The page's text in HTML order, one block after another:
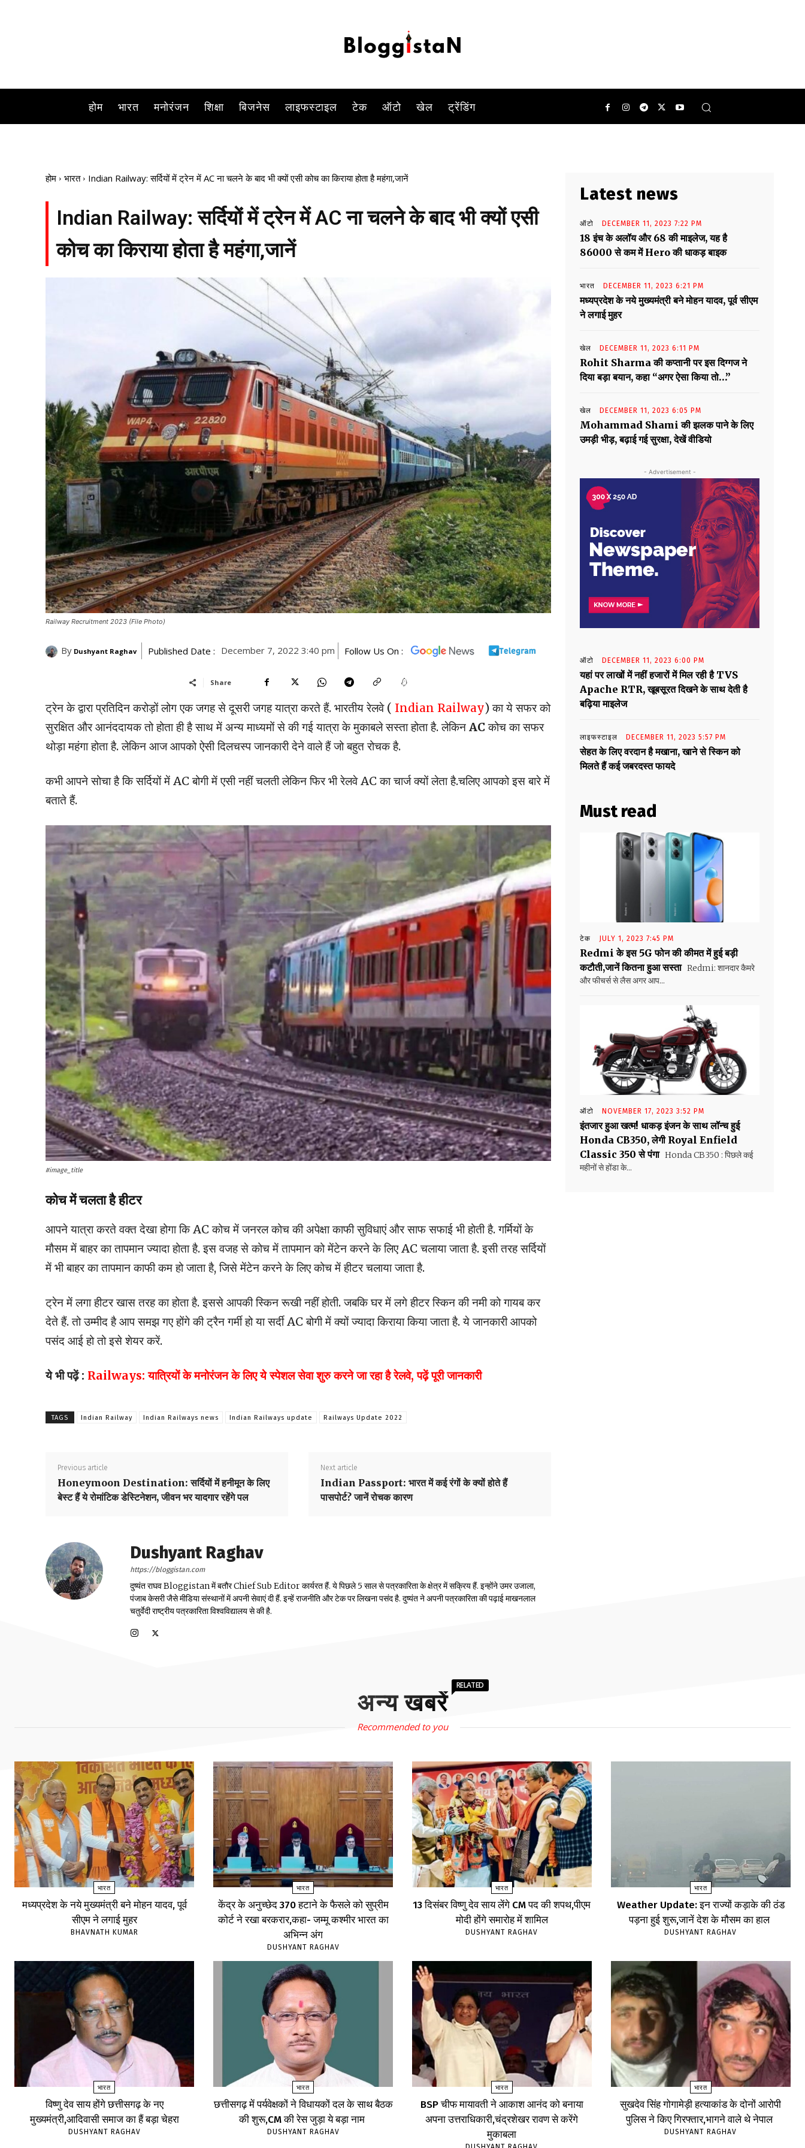
होम भारत मनोरंजन शिक्षा बिजनेस लाइफस्टाइल टेक ऑटो खेल ट्रेंडिंग
होम भारत Indian Railway: सर्दियों में ट्रेन में AC ना चलने के बाद भी क्यों एसी कोच का किराया होता है महंगा,जानें
Indian Railway: सर्दियों में ट्रेन में AC ना चलने के बाद भी क्यों एसी
कोच का किराया होता है महंगा,जानें
Railway Recruitment 2023 (File Photo)
By Dushyant Raghav Published Date : December 7, 2022 3:40 pm Follow Us On :
Share
ट्रेन के द्वारा प्रतिदिन करोड़ों लोग एक जगह से दूसरी जगह यात्रा करते हैं. भारतीय रेलवे ( Indian Railway) का ये सफर को
सुरक्षित और आनंददायक तो होता ही है साथ में अन्य माध्यमों से की गई यात्रा के मुकाबले सस्ता होता है. लेकिन ACकोच का सफर
थोड़ा महंगा होता है. लेकिन आज आपको ऐसी दिलचस्प जानकारी देने वाले हैं जो बहुत रोचक है.
कभी आपने सोचा है कि सर्दियों में AC बोगी में एसी नहीं चलती लेकिन फिर भी रेलवे AC का चार्ज क्यों लेता है.चलिए आपको इस बारे में
बताते हैं.
#image_title
कोच में चलता है हीटर
आपने यात्रा करते वक्त देखा होगा कि AC कोच में जनरल कोच की अपेक्षा काफी सुविधाएं और साफ सफाई भी होती है. गर्मियों के
मौसम में बाहर का तापमान ज्यादा होता है. इस वजह से कोच में तापमान को मेंटेन करने के लिए AC चलाया जाता है. इसी तरह सर्दियों
में भी बाहर का तापमान काफी कम हो जाता है, जिसे मेंटेन करने के लिए कोच में हीटर चलाया जाता है.
ट्रेन में लगा हीटर खास तरह का होता है. इससे आपकी स्किन रूखी नहीं होती. जबकि घर में लगे हीटर स्किन की नमी को गायब कर
देते हैं. तो उम्मीद है आप समझ गए होंगे की ट्रैन गर्मी हो या सर्दी AC बोगी में क्यों ज्यादा किराया किया जाता है. ये जानकारी आपको
पसंद आई हो तो इसे शेयर करें.
ये भी पढ़ें : Railways: यात्रियों के मनोरंजन के लिए ये स्पेशल सेवा शुरु करने जा रहा है रेलवे, पढ़ें पूरी जानकारी
TAGS Indian Railway Indian Railways news Indian Railways update Railways Update 2022
Previous article
Honeymoon Destination: सर्दियों में हनीमून के लिए
बेस्ट हैं ये रोमांटिक डेस्टिनेशन, जीवन भर यादगार रहेंगे पल
Next article
Indian Passport: भारत में कई रंगों के क्यों होते हैं
पासपोर्ट? जानें रोचक कारण
Dushyant Raghav
https://bloggistan.com
दुष्यंत राघव Bloggistan में बतौर Chief Sub Editor कार्यरत हैं. ये पिछले 5 साल से पत्रकारिता के क्षेत्र में सक्रिय हैं. इन्होंने उमर उजाला,
पंजाब केसरी जैसे मीडिया संस्थानों में अपनी सेवाएं दी हैं. इन्हें राजनीति और टेक पर लिखना पसंद है. दुष्यंत ने अपनी पत्रकारिता की पढ़ाई माखनलाल
चतुर्वेदी राष्ट्रीय पत्रकारिता विश्वविद्यालय से की है.
Latest news
ऑटो DECEMBER 11, 2023 7:22 PM
18 इंच के अलॉय और 68 की माइलेज, यह है
86000 से कम में Hero की धाकड़ बाइक
भारत DECEMBER 11, 2023 6:21 PM
मध्यप्रदेश के नये मुख्यमंत्री बने मोहन यादव, पूर्व सीएम
ने लगाई मुहर
खेल DECEMBER 11, 2023 6:11 PM
Rohit Sharma की कप्तानी पर इस दिग्गज ने
दिया बड़ा बयान, कहा “अगर ऐसा किया तो…”
खेल DECEMBER 11, 2023 6:05 PM
Mohammad Shami की झलक पाने के लिए
उमड़ी भीड़, बढ़ाई गई सुरक्षा, देखें वीडियो
- Advertisement -
ऑटो DECEMBER 11, 2023 6:00 PM
यहां पर लाखों में नहीं हजारों में मिल रही है TVS
Apache RTR, खूबसूरत दिखने के साथ देती है
बढ़िया माइलेज
लाइफस्टाइल DECEMBER 11, 2023 5:57 PM
सेहत के लिए वरदान है मखाना, खाने से स्किन को
मिलते हैं कई जबरदस्त फायदे
Must read
टेक JULY 1, 2023 7:45 PM
Redmi के इस 5G फोन की कीमत में हुई बड़ी
कटौती,जानें कितना हुआ सस्ता Redmi: शानदार कैमरे
और फीचर्स से लैस अगर आप...
ऑटो NOVEMBER 17, 2023 3:52 PM
इंतजार हुआ खत्म! धाकड़ इंजन के साथ लॉन्च हुई
Honda CB350, लेगी Royal Enfield
Classic 350 से पंगा Honda CB350 : पिछले कई
महीनों से होंडा के...
अन्य खबरें
RELATED
Recommended to you
भारत
मध्यप्रदेश के नये मुख्यमंत्री बने मोहन यादव, पूर्व
सीएम ने लगाई मुहर
BHAVNATH KUMAR
भारत
केंद्र के अनुच्छेद 370 हटाने के फैसले को सुप्रीम
कोर्ट ने रखा बरकरार,कहा- जम्मू कश्मीर भारत का
अभिन्न अंग
DUSHYANT RAGHAV
भारत
13 दिसंबर विष्णु देव साय लेंगे CM पद की शपथ,पीएम
मोदी होंगे समारोह में शामिल
DUSHYANT RAGHAV
भारत
Weather Update: इन राज्यों कड़ाके की ठंड
पड़ना हुई शुरू,जानें देश के मौसम का हाल
DUSHYANT RAGHAV
भारत
विष्णु देव साय होंगे छत्तीसगढ़ के नए
मुख्यमंत्री,आदिवासी समाज का हैं बड़ा चेहरा
DUSHYANT RAGHAV
भारत
छत्तीसगढ़ में पर्यवेक्षकों ने विधायकों दल के साथ बैठक
की शुरू,CM की रेस जुड़ा ये बड़ा नाम
DUSHYANT RAGHAV
भारत
BSP चीफ मायावती ने आकाश आनंद को बनाया
अपना उत्तराधिकारी,चंद्रशेखर रावण से करेंगे
मुकाबला
भारत
सुखदेव सिंह गोगामेड़ी हत्याकांड के दोनों आरोपी
पुलिस ने किए गिरफ्तार,भागने वाले थे नेपाल
DUSHYANT RAGHAV